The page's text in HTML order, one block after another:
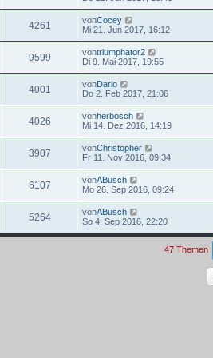
4261 vonCocey
Mi 21. Jun 2017, 16:12
9599 vontriumphator2
Di 9. Mai 2017, 19:55
4001 vonDario
Do 2. Feb 2017, 21:06
4026 vonherbosch
Mi 14. Dez 2016, 14:19
3907 vonChristopher
Fr 11. Nov 2016, 09:34
6107 vonABusch
Mo 26. Sep 2016, 09:24
5264 vonABusch
So 4. Sep 2016, 22:20
47 Themen